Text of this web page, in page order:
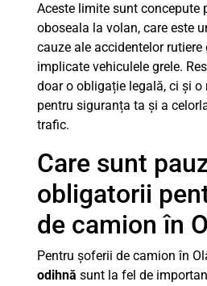
Aceste limite sunt concepute
oboseala la volan, care este
cauze ale accidentelor rutiere
implicate vehiculele grele.
doar o obligație legală, ci și
pentru siguranța ta și a
trafic.
Care sunt
obligatorii
de camion în
Pentru șoferii de camion în
odihnă sunt la fel de